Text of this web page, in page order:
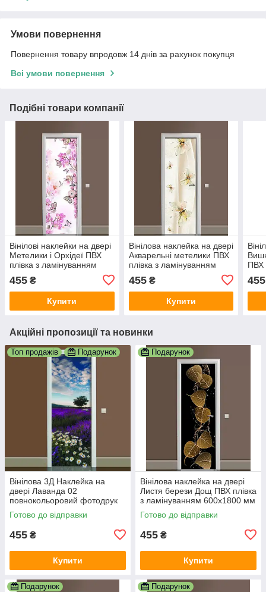
Умови повернення
Повернення товару впродовж 14 днів за рахунок покупця
Всі умови повернення
Подібні товари компанії
Вінілові наклейки на двері
Метелики і Орхідеї ПВХ
плівка з ламінуванням
Рожевий
455 ₴
Купити
Вінілова наклейка на двері
Акварельні метелики ПВХ
плівка з ламінуванням
Бежевий
455₴
Купити
ПВХ
мм
455
Акційні пропозиції та новинки
Топ продажів Подарунок
Вінілова 3Д Наклейка на
двері Лаванда 02
повнокольоровий фотодрук
плівка для дверей декор
600х1800 мм
Готово до відправки
455 ₴
Купити
Подарунок
Вінілова наклейка на двері
Листя берези Дощ ПВХ плівка
з ламінуванням 600х1800 мм
рослини Чорний
Готово до відправки
455 ₴
Купити
Подарунок Подарунок